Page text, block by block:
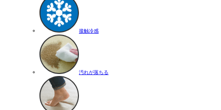
接触冷感
汚れが落ちる